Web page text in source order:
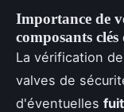
Importance de
composants
La vérification
valves de
d'éventuelles